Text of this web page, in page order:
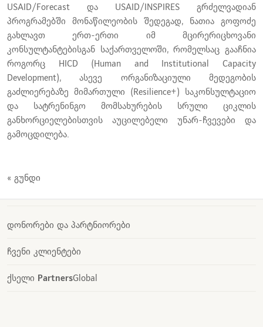
USAID/Forecast და USAID/INSPIRES გრძელვადიან
პროგრამებში მონაწილეობის შედეგად, ნათია გოფოძე
გახლავთ ერთ-ერთი იმ მცირერიცხოვანი
კონსულტანტებისგან საქართველოში, რომელსაც გააჩნია
როგორც HICD (Human and Institutional Capacity
Development), ასევე ორგანიზაციული მედეგობის
გაძლიერებაზე მიმართული (Resilience+) საკონსულტაციო
და სატრენინგო მომსახურების სრული ციკლის
განხორციელებისთვის აუცილებელი უნარ-ჩვევები და
გამოცდილება.
« გუნდი
დონორები და პარტნიორები
ჩვენი კლიენტები
ქსელი PartnersGlobal